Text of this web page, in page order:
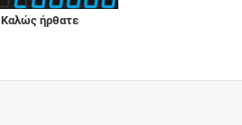
Καλώς ήρθατε